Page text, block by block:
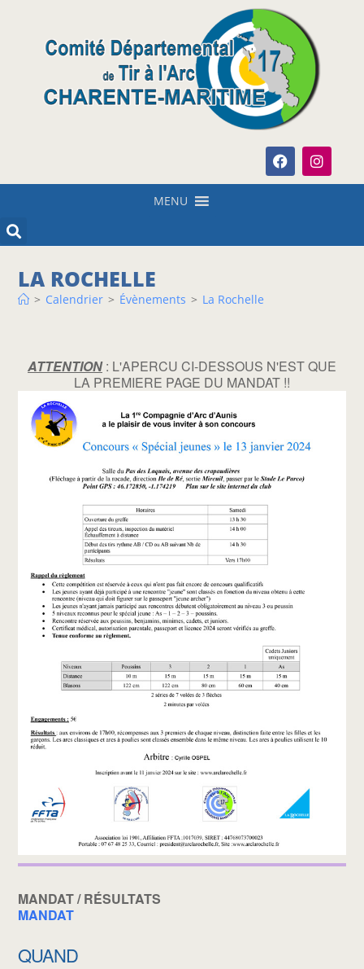
MENU
LA ROCHELLE
> Calendrier > Évènements > La Rochelle
ATTENTION: L'APERCU CI-DESSOUS N'EST QUE
LA PREMIERE PAGE DU MANDAT !!
MANDAT / RÉSULTATS
MANDAT
QUAND